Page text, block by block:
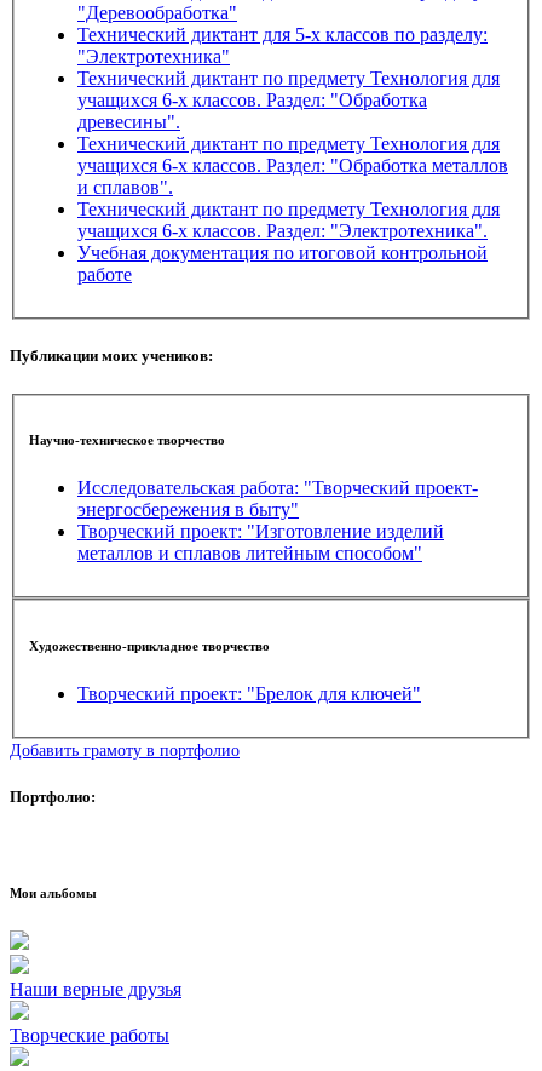
"Деревообработка"
Технический диктант для 5-х классов по разделу:
"Электротехника"
Технический диктант по предмету Технология для
учащихся 6-х классов. Раздел: "Обработка
древесины".
Технический диктант по предмету Технология для
учащихся 6-х классов. Раздел: "Обработка металлов
и сплавов".
Технический диктант по предмету Технология для
учащихся 6-х классов. Раздел: "Электротехника".
Учебная документация по итоговой контрольной
работе
Публикации моих учеников:
Научно-техническое творчество
Исследовательская работа: "Творческий проект-
энергосбережения в быту"
Творческий проект: "Изготовление изделий
металлов и сплавов литейным способом"
Художественно-прикладное творчество
Творческий проект: "Брелок для ключей"
Добавить грамоту в портфолио
Портфолио:
Мои альбомы
Наши верные друзья
Творческие работы